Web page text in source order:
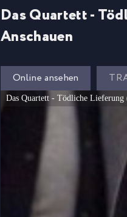
Das Quartett -
Anschauen
Online ansehen
Das Quartett - Tödliche Lieferung